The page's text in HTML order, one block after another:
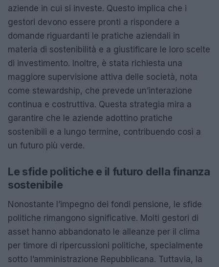
aziende in cui si investe. Questo implica che i
gestori devono essere pronti a rispondere a
domande riguardanti le pratiche aziendali in
materia di sostenibilità e a giustificare le loro scelte
di investimento. Inoltre, è stata richiesta una
maggiore supervisione attiva delle società, nota
come stewardship, che prevede un’interazione
continua e costruttiva. Questa strategia mira a
garantire che le aziende adottino pratiche
sostenibili e a lungo termine, contribuendo così a
un futuro più verde.
Le sfide politiche e il futuro della finanza
sostenibile
Nonostante l’impegno dei fondi pensione, le sfide
politiche rimangono significative. Molti gestori di
asset hanno abbandonato le alleanze per il clima
per timore di ripercussioni politiche, specialmente
sotto l’amministrazione Repubblicana. Tuttavia, la